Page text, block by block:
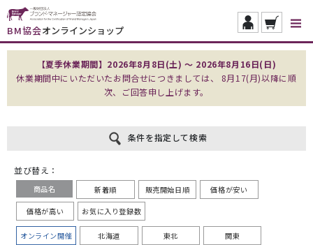
BM協会オンラインショップ
【夏季休業期間】2026年8月8日(土) ～ 2026年8月16日(日)
休業期間中にいただいたお問合せにつきましては、 8月17(月)以降に順
次、ご回答申し上げます。
条件を指定して検索
並び替え：
商品名 新着順 販売開始日順 価格が安い
価格が高い お気に入り登録数
オンライン開催 北海道 東北 関東